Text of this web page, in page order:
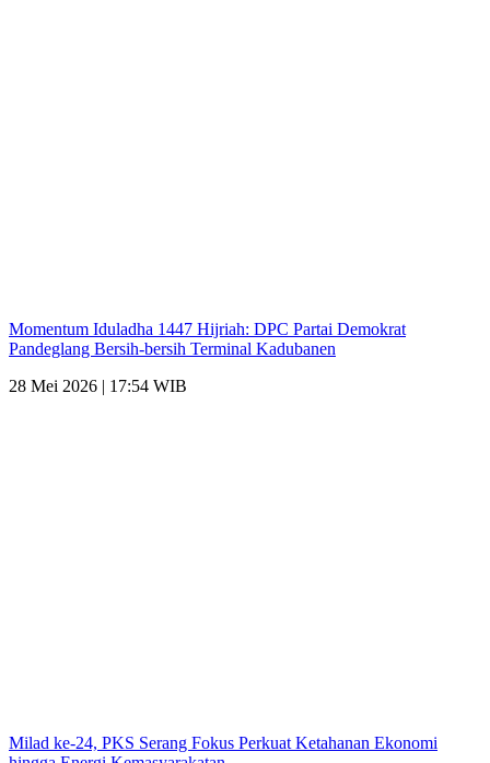
Momentum Iduladha 1447 Hijriah: DPC Partai Demokrat
Pandeglang Bersih-bersih Terminal Kadubanen
28 Mei 2026 | 17:54 WIB
Milad ke-24, PKS Serang Fokus Perkuat Ketahanan Ekonomi